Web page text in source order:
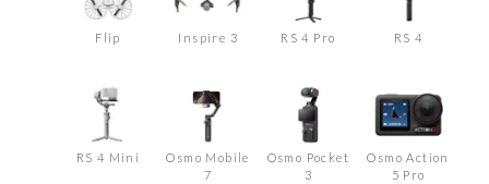
Flip Inspire 3 RS 4 Pro RS 4
RS 4 Mini
Osmo Mobile
7
Osmo Pocket
3
Osmo Action
5 Pro